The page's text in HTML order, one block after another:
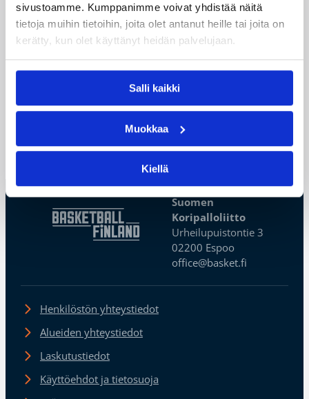
sivustoamme. Kumppanimme voivat yhdistää näitä
tietoja muihin tietoihin, joita olet antanut heille tai joita on
kerätty, kun olet käyttänyt heidän palvelujaan.
Salli kaikki
Muokkaa
Kiellä
Korikobrille lisää sopimuksia
Miesten I divisioonan Lapuan Korikobrat on
solminut kaksi uutta sopimusta alkavalle
divarikaudelle. Jatkosopimuksen tehneen Ville
Turjan lisäksi joukkueeseen liittyy 18-vuotias
← 1 →
Suomen
Koripalloliitto
Urheilupuistontie 3
02200 Espoo
office@basket.fi
Henkilöstön yhteystiedot
Alueiden yhteystiedot
Laskutustiedot
Käyttöehdot ja tietosuoja